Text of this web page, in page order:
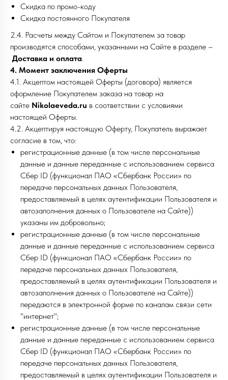
Скидка по промо-коду
Скидка постоянного Покупателя
2.4. Расчеты между Сайтом и Покупателем за товар
производятся способами, указанными на Сайте в разделе –
Доставка и оплата.
4. Момент заключения Оферты
4.1. Акцептом настоящей Оферты (договора) является
оформление Покупателем заказа на товар на
сайте Nikolaeveda.ru в соответствии с условиями
настоящей Оферты.
4.2. Акцептируя настоящую Оферту, Покупатель выражает
согласие в том, что:
регистрационные данные (в том числе персональные
данные и данные переданные с использованием сервиса
Сбер ID (функционал ПАО «Сбербанк России» по
передаче персональных данных Пользователя,
предоставляемый в целях аутентификации Пользователя и
автозаполнения данных о Пользователе на Сайте))
указаны им добровольно;
регистрационные данные (в том числе персональные
данные и данные переданные с использованием сервиса
Сбер ID (функционал ПАО «Сбербанк России» по
передаче персональных данных Пользователя,
предоставляемый в целях аутентификации Пользователя и
автозаполнения данных о Пользователе на Сайте))
передаются в электронной форме по каналам связи сети
"интернет";
регистрационные данные (в том числе персональные
данные и данные переданные с использованием сервиса
Сбер ID (функционал ПАО «Сбербанк России» по
передаче персональных данных Пользователя,
предоставляемый в целях аутентификации Пользователя и